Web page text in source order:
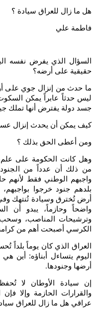
هل ما زال للعراق سيادة ؟
فاطمة علي
السؤال الذي يفرض نفسه
حقيقية على أرضه؟
ما حدث من إنزال جوي على
ليس حدثاً عابراً يمكن
جسد دولة يفترض أنها تملك
كيف يمكن أن يحدث إنزال
ومن أعطى الحق بذلك ؟
وهل كانت الحكومة على
من ذلك أن عدداً من
واجبهم الوطني فقط لأنهم
بلدهم جنود خرجوا
أرض تُخترق وسيادة تُنتهك
واضحاً وحازماً، يبدو أن
وترشيحات المناصب،
الكرسي أصبحت أهم من كرامة
العراق الذي كان يوماً بلداً
اليوم يتساءل أبناؤه: أين
أرضها وجنودها.
إن سيادة الأوطان لا
والقرارات الحازمة وإلا
عراقي هل ما زال للعراق